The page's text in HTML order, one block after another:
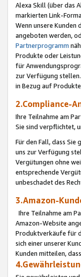
Alexa Skill (über das
markierten Link-
Wenn unsere
angeboten werden,
Partnerprogramm
Produkte oder
für
zur Verfügung
in Bezug auf
2.Compliance-
Ihre Teilnahme am
Sie sind verpflichtet,
Für den Fall, dass
uns zur Verfügung
Vergütungen ohne
entsprechende
unbeschadet des
3.Amazon-
Ihre Teilnahme am
Amazon-Website
Produktverkäufe für
sich einer unserer
Kunden mitteilen,